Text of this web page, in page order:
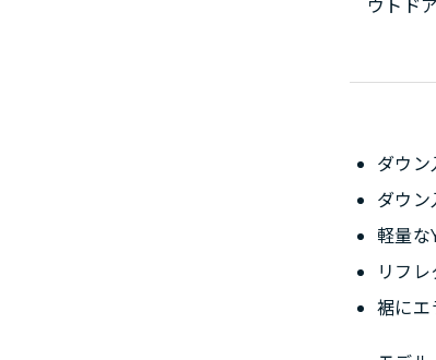
ウトド
ダウ
ダウ
軽量な
リフ
裾にエ